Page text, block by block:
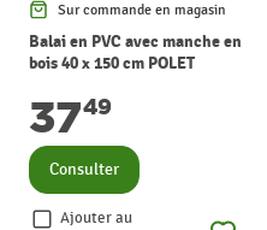
Sur commande en magasin
Balai en PVC avec manche en
bois 40 x 150 cm POLET
3749
Consulter
Ajouter au